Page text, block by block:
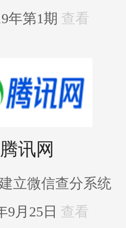
年第1期 查看
腾讯网
立微信查分系统
9月25日 查看